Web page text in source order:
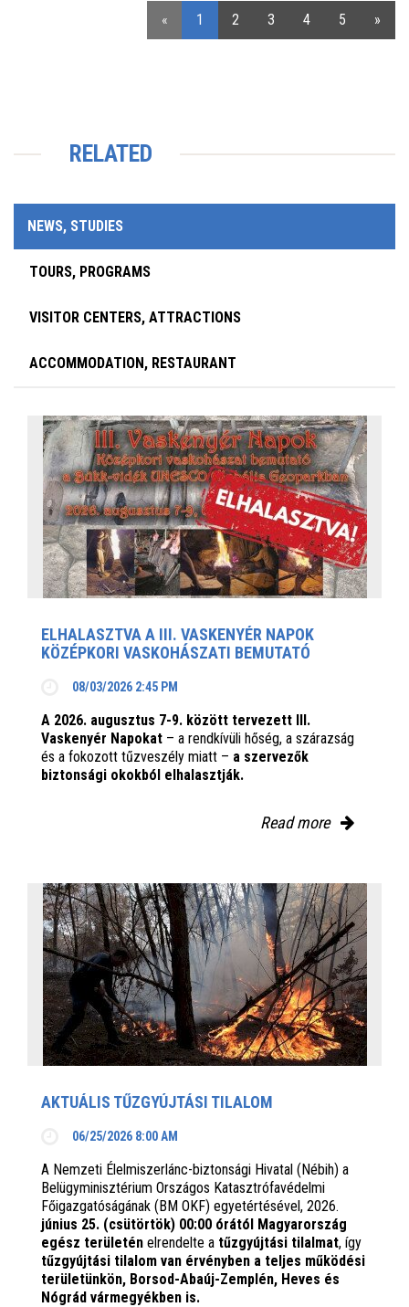
« 1 2 3 4 5 »
RELATED
NEWS, STUDIES
TOURS, PROGRAMS
VISITOR CENTERS, ATTRACTIONS
ACCOMMODATION, RESTAURANT
ELHALASZTVA A III. VASKENYÉR NAPOK
KÖZÉPKORI VASKOHÁSZATI BEMUTATÓ
08/03/2026 2:45 PM
A 2026. augusztus 7-9. között tervezett III.
Vaskenyér Napokat – a rendkívüli hőség, a szárazság
és a fokozott tűzveszély miatt – a szervezők
biztonsági okokból elhalasztják.
Read more
AKTUÁLIS TŰZGYÚJTÁSI TILALOM
06/25/2026 8:00 AM
A Nemzeti Élelmiszerlánc-biztonsági Hivatal (Nébih) a
Belügyminisztérium Országos Katasztrófavédelmi
Főigazgatóságának (BM OKF) egyetértésével, 2026.
június 25. (csütörtök) 00:00 órától Magyarország
egész területén elrendelte a tűzgyújtási tilalmat, így
tűzgyújtási tilalom van érvényben a teljes működési
területünkön, Borsod-Abaúj-Zemplén, Heves és
Nógrád vármegyékben is.